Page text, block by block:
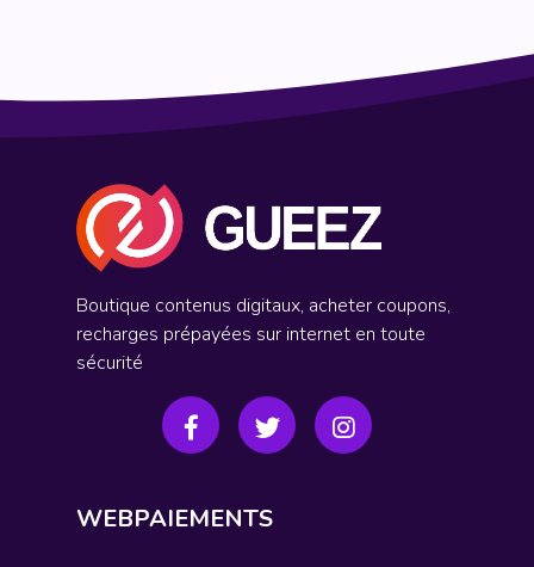
Boutique contenus digitaux, acheter coupons,
recharges prépayées sur internet en toute
sécurité
WEBPAIEMENTS